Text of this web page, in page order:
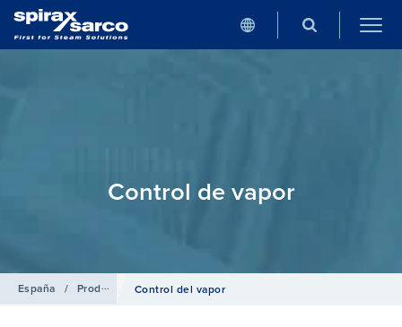
Control de vapor
España / Productos / Gama de Materiales en Contacto con Alimentos
Control del vapor